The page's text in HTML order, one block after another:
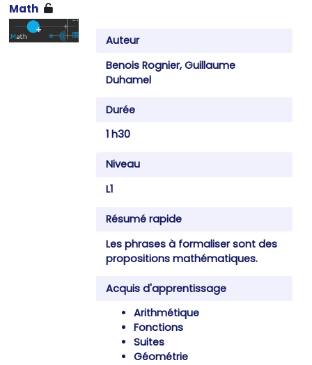
Math
Auteur
Benois Rognier, Guillaume
Duhamel
Durée
1 h30
Niveau
L1
Résumé rapide
Les phrases à formaliser sont des
propositions mathématiques.
Acquis d'apprentissage
Arithmétique
Fonctions
Suites
Géométrie